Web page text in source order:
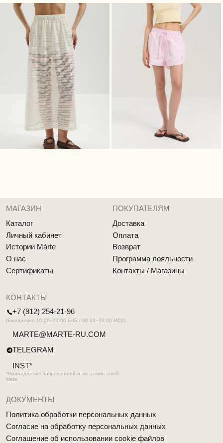
Каталог
Личный кабинет
Истории Márte
Сертификаты
Доставка
Программа лояльности
Контакты / Магазины
+7 (912) 254-21-96
MARTE@MARTE-RU.COM
TELEGRAM
КОНТАКТЫ
(Ежедневно 10:00–22:00 ЕКБ / 08:00–20:00 МСК)
*Принадлежит запрещённой и экстремистской
ДОКУМЕНТЫ
Разработка сайта
MÁRTE © 2026 Все права защищены